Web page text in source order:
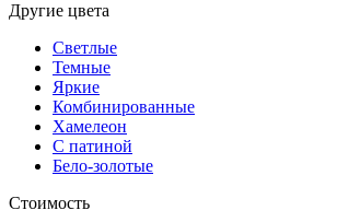
Другие цвета
Светлые
Темные
Яркие
Комбинированные
Хамелеон
С патиной
Бело-золотые
Стоимость